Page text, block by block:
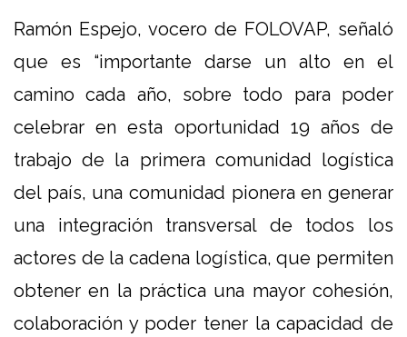
Ramón Espejo, vocero de FOLOVAP, señaló
que es “importante darse un alto en el
camino cada año, sobre todo para poder
celebrar en esta oportunidad 19 años de
trabajo de la primera comunidad logística
del país, una comunidad pionera en generar
una integración transversal de todos los
actores de la cadena logística, que permiten
obtener en la práctica una mayor cohesión,
colaboración y poder tener la capacidad de